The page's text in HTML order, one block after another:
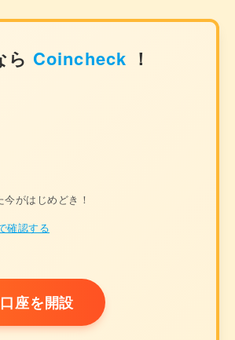
ら Coincheck ！
がはじめどき！
確認する
座を開設